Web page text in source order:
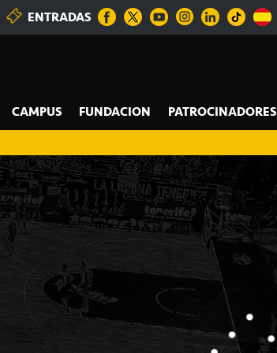
ENTRADAS
CAMPUS FUNDACION PATROCINADORES